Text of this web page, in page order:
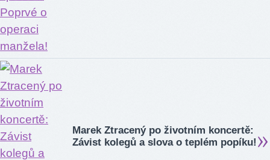
Marek Ztracený po životním koncertě:
Závist kolegů a slova o teplém popíku!